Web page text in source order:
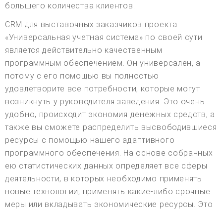
большего количества клиентов.
CRM для выставочных заказчиков проекта
«Универсальная учетная система» по своей сути
является действительно качественным
программным обеспечением. Он универсален, а
потому с его помощью вы полностью
удовлетворите все потребности, которые могут
возникнуть у руководителя заведения. Это очень
удобно, происходит экономия денежных средств, а
также вы сможете распределить высвободившиеся
ресурсы с помощью нашего адаптивного
программного обеспечения. На основе собранных
ею статистических данных определяет все сферы
деятельности, в которых необходимо применять
новые технологии, применять какие-либо срочные
меры или вкладывать экономические ресурсы. Это